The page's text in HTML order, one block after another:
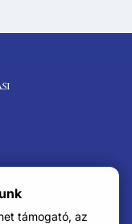
támogató, az